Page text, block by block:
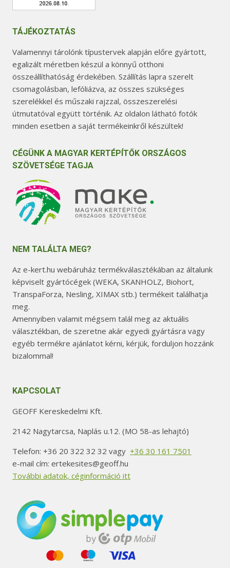
TÁJÉKOZTATÁS
Valamennyi tárolónk típustervek alapján előre gyártott,
egalizált méretben készül a könnyű otthoni
összeállíthatóság érdekében. Szállítás lapra szerelt
csomagolásban, lefóliázva, az összes szükséges
szerelékkel és műszaki rajzzal, összeszerelési
útmutatóval együtt történik. Az oldalon látható fotók
minden esetben a saját termékeinkről készültek!
CÉGÜNK A MAGYAR KERTÉPÍTŐK ORSZÁGOS
SZÖVETSÉGE TAGJA
NEM TALÁLTA MEG?
Az e-kert.hu webáruház termékválasztékában az általunk
képviselt gyártócégek (WEKA, SKANHOLZ, Biohort,
TranspaForza, Nesling, XIMAX stb.) termékeit találhatja
meg.
Amennyiben valamit mégsem talál meg az aktuális
választékban, de szeretne akár egyedi gyártásra vagy
egyéb termékre ajánlatot kérni, kérjük, forduljon hozzánk
bizalommal!
KAPCSOLAT
GEOFF Kereskedelmi Kft.
2142 Nagytarcsa, Naplás u.12. (MO 58-as lehajtó)
Telefon: +36 20 322 32 32 vagy +36 30 161 7501
e-mail cím: ertekesites@geoff.hu
További adatok, céginformáció itt